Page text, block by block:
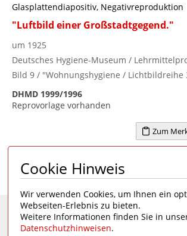
Glasplattendiapositiv, Negativreproduktion
"Luftbild einer Großstadtgegend."
um 1925
Deutsches Hygiene-Museum /
Bild 9 / "Wohnungshygiene / Lichtbildreihe
DHMD 1999/1996
Reprovorlage vorhanden
Zum
Seite 1 von 1
Eine Seite desDeutschen Hygiene-
Cookie Hinweis
Wir verwenden Cookies, um Ihnen ein
Webseiten-Erlebnis zu bieten.
Weitere Informationen finden Sie in
Datenschutzhinweisen.